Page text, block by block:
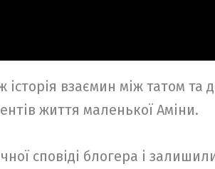
взаємин між татом та
життя маленької Аміни.
сповіді блогера і